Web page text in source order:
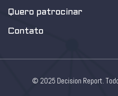
Quero patrocinar
Contato
© 2025 Decision Report.